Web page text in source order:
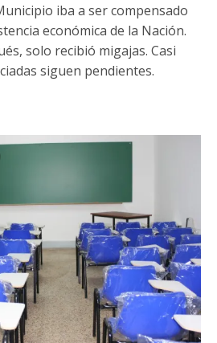
iba a ser compensado
económica de la Nación.
solo recibió migajas. Casi
siguen pendientes.